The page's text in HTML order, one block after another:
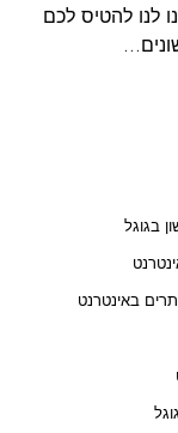
לנו להטיס לכם
בגוגל
באינטרנט